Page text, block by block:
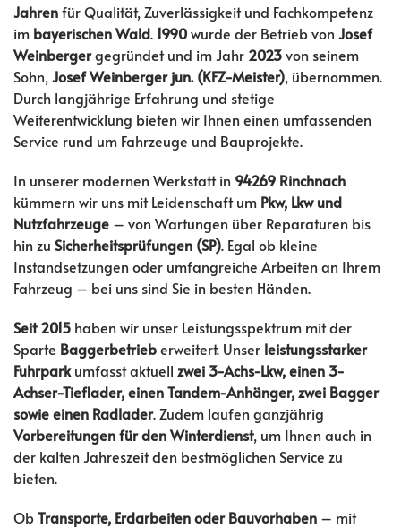
Jahrenfür Qualität, Zuverlässigkeit und Fachkompetenz
im bayerischen Wald. 1990wurde der Betrieb vonJosef
Weinbergergegründet und im Jahr 2023von seinem
Sohn, Josef Weinberger jun. (KFZ-Meister), übernommen.
Durch langjährige Erfahrung und stetige
Weiterentwicklung bieten wir Ihnen einen umfassenden
Service rund um Fahrzeuge und Bauprojekte.
In unserer modernen Werkstatt in 94269 Rinchnach
kümmern wir uns mit Leidenschaft um Pkw, Lkw und
Nutzfahrzeuge – von Wartungen über Reparaturen bis
hin zu Sicherheitsprüfungen (SP). Egal ob kleine
Instandsetzungen oder umfangreiche Arbeiten an Ihrem
Fahrzeug – bei uns sind Sie in besten Händen.
Seit 2015 haben wir unser Leistungsspektrum mit der
Sparte Baggerbetrieberweitert. Unser leistungsstarker
Fuhrparkumfasst aktuell zwei 3-Achs-Lkw, einen 3-
Achser-Tieflader, einen Tandem-Anhänger, zwei Bagger
sowie einen Radlader. Zudem laufen ganzjährig
Vorbereitungen für den Winterdienst, um Ihnen auch in
der kalten Jahreszeit den bestmöglichen Service zu
bieten.
ObTransporte, Erdarbeiten oder Bauvorhaben – mit